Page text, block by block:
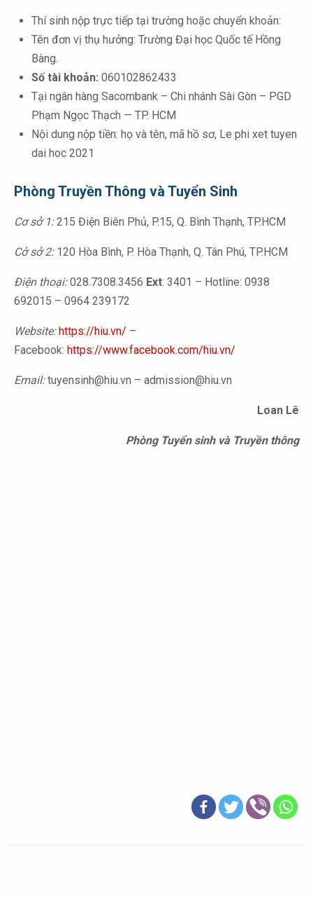
Thí sinh nộp trực tiếp tại trường hoặc chuyển khoản:
Tên đơn vị thụ hưởng: Trường Đại học Quốc tế Hồng
Bàng.
Số tài khoản: 060102862433
Tại ngân hàng Sacombank – Chi nhánh Sài Gòn – PGD
Phạm Ngọc Thạch — TP. HCM
Nội dung nộp tiền: họ và tên, mã hồ sơ, Le phi xet tuyen
dai hoc 2021
Phòng Truyền Thông và Tuyển Sinh
Cơ sở 1:215 Điện Biên Phủ, P.15, Q. Bình Thạnh, TP.HCM
Cở sở 2:120 Hòa Bình, P. Hòa Thạnh, Q. Tân Phú, TP.HCM
Điện thoại:028.7308.3456 Ext: 3401 – Hotline: 0938
692015 – 0964 239172
Website:https://hiu.vn/ –
Facebook: https://www.facebook.com/hiu.vn/
Email:tuyensinh@hiu.vn – admission@hiu.vn
Loan Lê
Phòng Tuyển sinh và Truyền thông